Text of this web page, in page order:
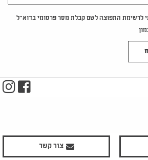
לרשימת התפוצה לשם קבלת מסר פרסומי בדוא"ל
צור קשר